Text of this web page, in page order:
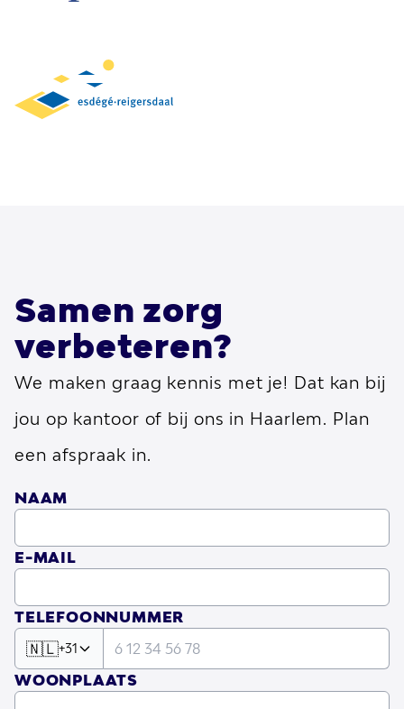
Samen zorg
verbeteren?
We maken graag kennis met je! Dat kan bij
jou op kantoor of bij ons in Haarlem. Plan
een afspraak in.
NAAM
E-MAIL
TELEFOONNUMMER
🇳🇱+31
WOONPLAATS